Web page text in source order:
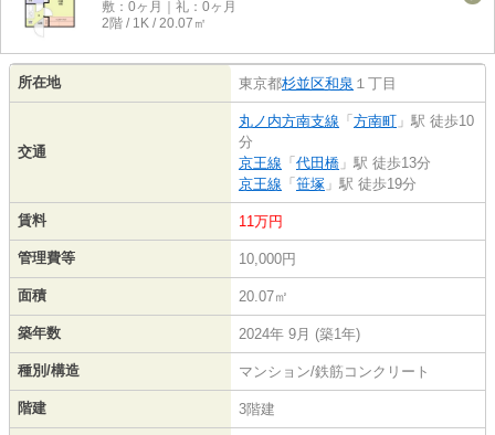
敷：0ヶ月｜礼：0ヶ月
2階 / 1K / 20.07㎡
所在地 東京都杉並区和泉 １丁目
交通
丸ノ内方南支線 「 方南町 」駅 徒歩10
分
京王線 「 代田橋 」駅 徒歩13分
京王線 「 笹塚 」駅 徒歩19分
賃料 11万円
管理費等 10,000円
面積 20.07㎡
築年数 2024年 9月 (築1年)
種別/構造 マンション/鉄筋コンクリート
階建 3階建